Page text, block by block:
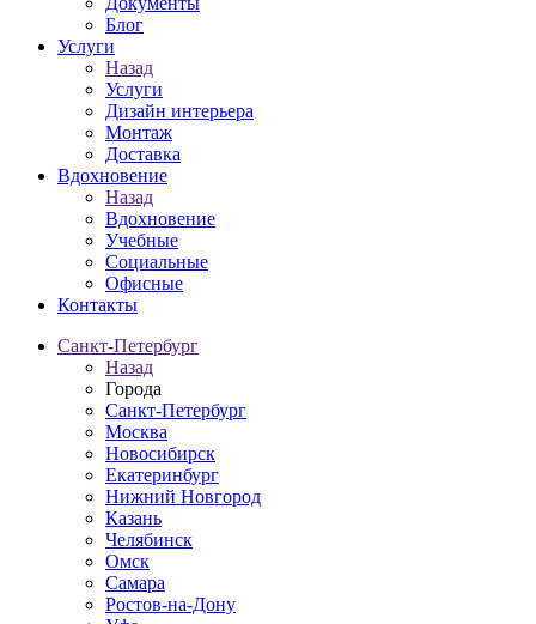
Блог
Услуги
Назад
Услуги
Дизайн интерьера
Монтаж
Доставка
Вдохновение
Назад
Вдохновение
Учебные
Социальные
Офисные
Контакты
Санкт-Петербург
Назад
Города
Санкт-Петербург
Москва
Новосибирск
Екатеринбург
Нижний Новгород
Казань
Челябинск
Омск
Самара
Ростов-на-Дону